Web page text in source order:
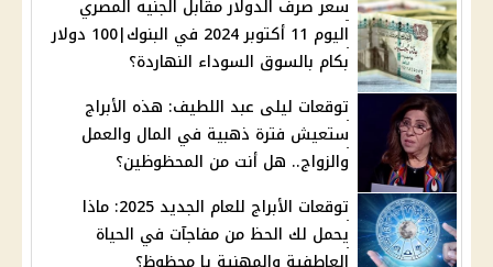
سعر صرف الدولار مقابل الجنيه المصري
اليوم 11 أكتوبر 2024 في البنوك|100 دولار
بكام بالسوق السوداء النهاردة؟
توقعات ليلى عبد اللطيف: هذه الأبراج
ستعيش فترة ذهبية في المال والعمل
والزواج.. هل أنت من المحظوظين؟
توقعات الأبراج للعام الجديد 2025: ماذا
يحمل لك الحظ من مفاجآت في الحياة